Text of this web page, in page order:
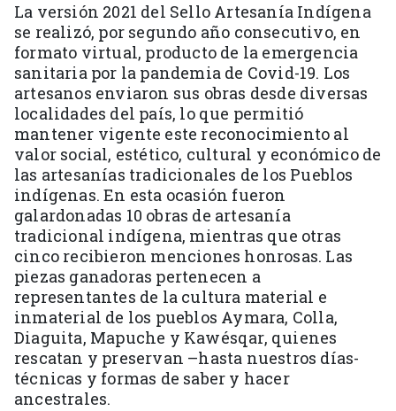
La versión 2021 del Sello Artesanía Indígena
se realizó, por segundo año consecutivo, en
formato virtual, producto de la emergencia
sanitaria por la pandemia de Covid-19. Los
artesanos enviaron sus obras desde diversas
localidades del país, lo que permitió
mantener vigente este reconocimiento al
valor social, estético, cultural y económico de
las artesanías tradicionales de los Pueblos
indígenas. En esta ocasión fueron
galardonadas 10 obras de artesanía
tradicional indígena, mientras que otras
cinco recibieron menciones honrosas. Las
piezas ganadoras pertenecen a
representantes de la cultura material e
inmaterial de los pueblos Aymara, Colla,
Diaguita, Mapuche y Kawésqar, quienes
rescatan y preservan –hasta nuestros días-
técnicas y formas de saber y hacer
ancestrales.